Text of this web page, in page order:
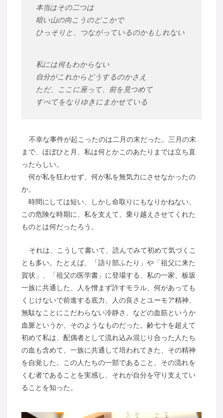
本当はその二つは
暗い山の向こうのどこかで
ひっそりと、つながっているのかもしれない
私には何もわからない
自分がこれからどうするのかさえ
ただ、ここに座って、前を見つめて
すべてをなりゆきにまかせている
不幸な事件が起こったのは二月の末だった。三月の末
まで、ほぼひと月、私は何とかこのあたりまでは立ち直
ったらしい。
何が私を狂わせず、何が私を無気力にさせなかったの
か。
時間にしては短い、しかし命取りにもなりかねない、
この危険な時期に、私を支えて、乗り越えさせてくれた
ものとは何だったろう。
それは、こうして書いて、読んでみて初めて気づくこ
とも多い。たとえば、「語り部ふたり」や「祖父に来た
賀状」、「祖父の医学書」に登場する、私の一家、板坂
一族に共通した、人を憎まず許すモラル、何があっても
くじけないで前進する底力、人の良さとユーモア精神、
無駄なことにこだわらない冷静さ、などの血筋というか
血脈というか、そのようなものだった。齢七十を超えて
初めて私は、配偶者として流れ込み混じり合った人たち
の血も含めて、一族に共通して培われてきた、その精神
を自覚した。この人たちの一部であること、その流れを
くむ者であることを実感し、それが自分を守り支えてい
ることを知った。